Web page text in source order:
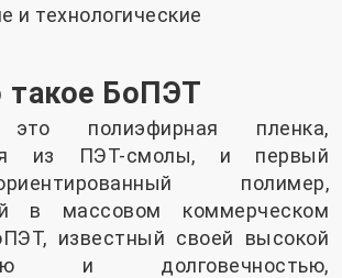
и технологические
такое БоПЭТ
полиэфирная пленка,
из ПЭТ-смолы, и первый
ориентированный полимер,
в массовом коммерческом
известный своей высокой
и долговечностью,